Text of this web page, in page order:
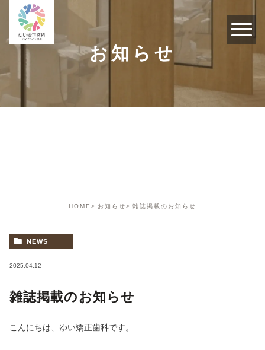
お知らせ
HOME お知らせ 雑誌掲載のお知らせ
NEWS
2025.04.12
雑誌掲載のお知らせ
こんにちは、ゆい矯正歯科です。